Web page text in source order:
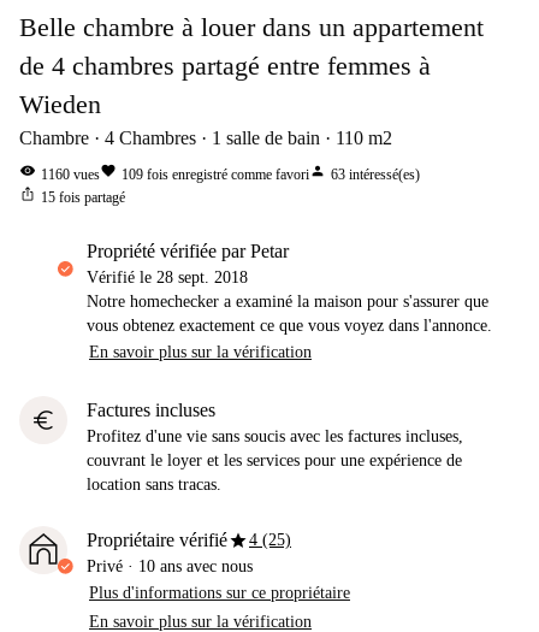
Belle chambre à louer dans un appartement
de 4 chambres partagé entre femmes à
Wieden
Chambre 4 Chambres 1 salle de bain 110 m2
visibility 1160 vuesfavorite 109 fois enregistré comme favoriperson 63 intéressé(es)
ios_share 15 fois partagé
propriété vérifiée par Petar
Vérifié le 28 sept. 2018
Notre homechecker a examiné la maison pour s'assurer que
vous obtenez exactement ce que vous voyez dans l'annonce.
En savoir plus sur la vérification
euro Factures incluses
Profitez d'une vie sans soucis avec les factures incluses,
couvrant le loyer et les services pour une expérience de
location sans tracas.
Propriétaire vérifiéstar4 (25)
Privé · 10 ans avec nous
Plus d'informations sur ce propriétaire
En savoir plus sur la vérification